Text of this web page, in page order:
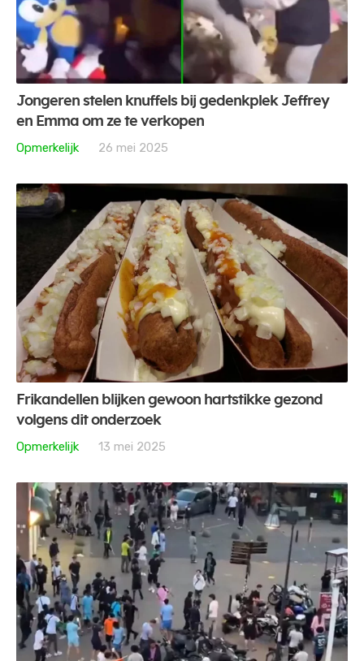
Jongeren stelen knuffels bij gedenkplek Jeffrey
en Emma om ze te verkopen
Opmerkelijk
26 mei 2025
Frikandellen blijken gewoon hartstikke gezond
volgens dit onderzoek
Opmerkelijk
13 mei 2025